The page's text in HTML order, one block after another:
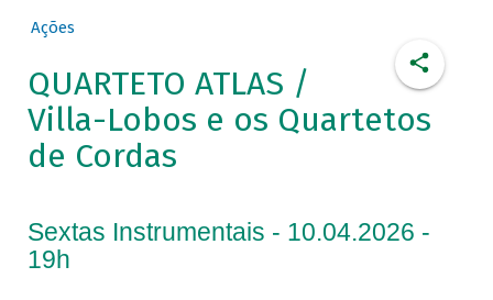
Ações
QUARTETO ATLAS /
Villa-Lobos e os Quartetos
de Cordas
Sextas Instrumentais - 10.04.2026 -
19h